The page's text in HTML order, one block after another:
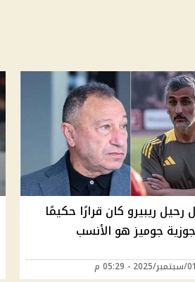
رحيل ريبيرو كان قرارًا حكيمًا
جوميز هو الأنسب